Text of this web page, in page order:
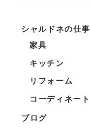
シャルドネの仕事
家具
キッチン
リフォーム
コーディネート
ブログ